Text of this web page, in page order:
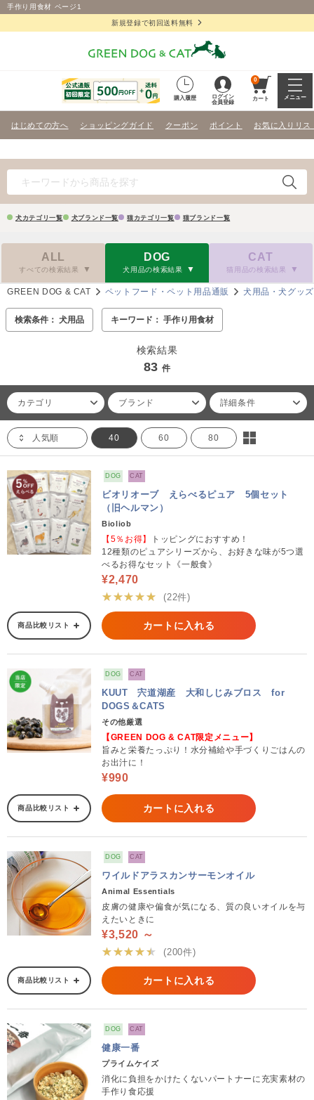
手作り用食材 ページ1
新規登録で初回送料無料
購入履歴
ログイン
会員登録
0
カート メニュー
はじめての方へ ショッピングガイド クーポン ポイント お気に入りリス
犬カテゴリ一覧 犬ブランド一覧 猫カテゴリ一覧 猫ブランド一覧
ALL
すべての検索結果
DOG
犬用品の検索結果
CAT
猫用品の検索結果
GREEN DOG & CAT ペットフード・ペット用品通販 犬用品・犬グッズ
検索条件： 犬用品 キーワード： 手作り用食材
検索結果
83 件
カテゴリ ブランド 詳細条件
人気順 40 60 80
DOG CAT
ビオリオーブ えらべるピュア 5個セット
（旧ヘルマン）
Bioliob
【5％お得】
トッピングにおすすめ！
12種類のピュアシリーズから、お好きな味が5つ選
べるお得なセット《一般食》
¥2,470
★★★★★
(22件)
商品比較リスト カートに入れる
DOG CAT
KUUT 宍道湖産 大和しじみブロス for
DOGS＆CATS
その他厳選
【GREEN DOG & CAT限定メニュー】
旨みと栄養たっぷり！水分補給や手づくりごはんの
お出汁に！
¥990
商品比較リスト カートに入れる
DOG CAT
ワイルドアラスカンサーモンオイル
Animal Essentials
皮膚の健康や偏食が気になる、質の良いオイルを与
えたいときに
¥3,520 ～
★★★★★
(200件)
商品比較リスト カートに入れる
DOG CAT
健康一番
プライムケイズ
消化に負担をかけたくないパートナーに充実素材の
手作り食応援